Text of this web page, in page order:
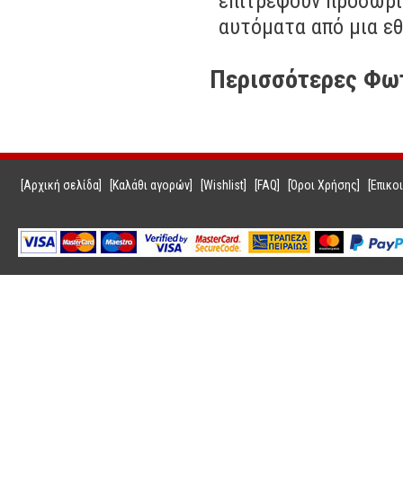
αυτόματα από μια
Περισσότερες
[Αρχική σελίδα] [Καλάθι αγορών] [Wishlist] [FAQ] [Όροι Χρήσης]